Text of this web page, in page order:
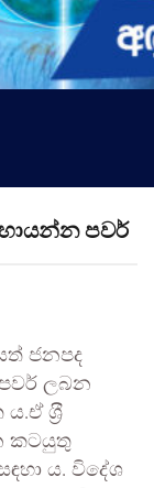
පවර්
ජනපද
ලබන
ශ‍්‍රී
කටයුතු
ය. විදේශ